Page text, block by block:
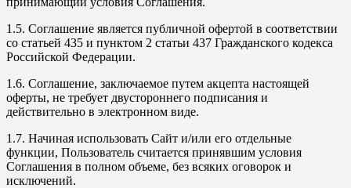
1.5. Соглашение является публичной офертой в соответствии
со статьей 435 и пунктом 2 статьи 437 Гражданского кодекса
Российской Федерации.
1.6. Соглашение, заключаемое путем акцепта настоящей
оферты, не требует двустороннего подписания и
действительно в электронном виде.
1.7. Начиная использовать Сайт и/или его отдельные
функции, Пользователь считается принявшим условия
Соглашения в полном объеме, без всяких оговорок и
исключений.